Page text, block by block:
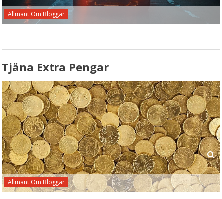
Allmänt Om Bloggar
Tjäna Extra Pengar
Allmänt Om Bloggar